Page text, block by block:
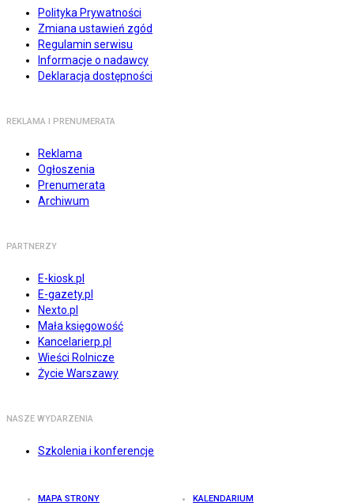
Polityka Prywatności
Zmiana ustawień zgód
Regulamin serwisu
Informacje o nadawcy
Deklaracja dostępności
REKLAMA I PRENUMERATA
Reklama
Ogłoszenia
Prenumerata
Archiwum
PARTNERZY
E-kiosk.pl
E-gazety.pl
Nexto.pl
Mała księgowość
Kancelarierp.pl
Wieści Rolnicze
Życie Warszawy
NASZE WYDARZENIA
Szkolenia i konferencje
MAPA STRONY KALENDARIUM